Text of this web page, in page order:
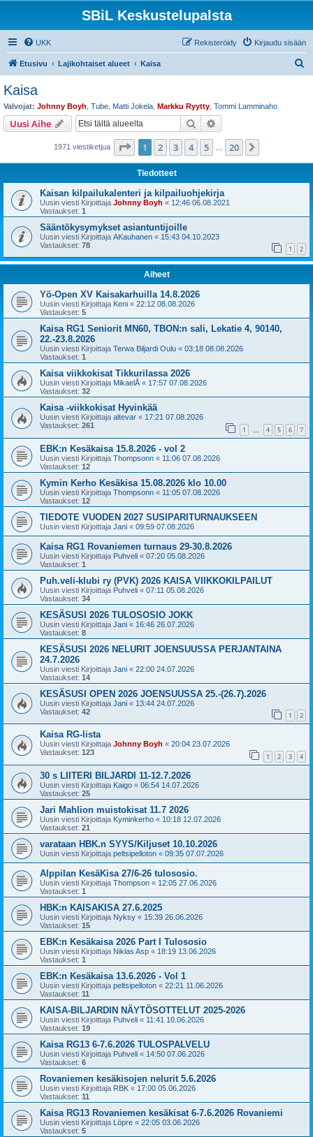
SBiL Keskustelupalsta
UKK Kirjaudu sisään
Rekisteröidy
Etusivu Lajikohtaiset alueet Kaisa
Kaisa
Valvojat: Johnny Boyh Tube Matti Jokela Markku Ryytty Tommi Lamminaho
Uusi Aihe Etsi
1971 viestiketjua Sivu /20
1 2 3 4 5 20
Tiedotteet
Kaisan kilpailukalenteri ja kilpailuohjekirja
Uusin viesti Kirjoittaja Johnny Boyh « 12:46 06.08.2021
Vastaukset: 1
Sääntökysymykset asiantuntijoille
Uusin viesti Kirjoittaja AKauhanen « 15:43 04.10.2023
Vastaukset: 78 1 2
Aiheet
Yö-Open XV Kaisakarhuilla 14.8.2026
Uusin viesti Kirjoittaja Keni « 22:12 08.08.2026
Vastaukset: 5
Kaisa RG1 Seniorit MN60, TBON:n sali, Lekatie 4, 90140,
22.-23.8.2026
Uusin viesti Kirjoittaja Terwa Biljardi Oulu « 03:18 08.08.2026
Vastaukset: 1
Kaisa viikkokisat Tikkurilassa 2026
Uusin viesti Kirjoittaja MikaelÅ « 17:57 07.08.2026
Vastaukset: 32
Kaisa -viikkokisat Hyvinkää
Uusin viesti Kirjoittaja altevar « 17:21 07.08.2026
Vastaukset: 261 1 … 4 5 6 7
EBK:n Kesäkaisa 15.8.2026 - vol 2
Uusin viesti Kirjoittaja Thompsonn « 11:06 07.08.2026
Vastaukset: 12
Kymin Kerho Kesäkisa 15.08.2026 klo 10.00
Uusin viesti Kirjoittaja Thompsonn « 11:05 07.08.2026
Vastaukset: 12
TIEDOTE VUODEN 2027 SUSIPARITURNAUKSEEN
Uusin viesti Kirjoittaja Jani « 09:59 07.08.2026
Kaisa RG1 Rovaniemen turnaus 29-30.8.2026
Uusin viesti Kirjoittaja Puhveli « 07:20 05.08.2026
Vastaukset: 1
Puh.veli-klubi ry (PVK) 2026 KAISA VIIKKOKILPAILUT
Uusin viesti Kirjoittaja Puhveli « 07:11 05.08.2026
Vastaukset: 34
KESÄSUSI 2026 TULOSOSIO JOKK
Uusin viesti Kirjoittaja Jani « 16:46 26.07.2026
Vastaukset: 8
KESÄSUSI 2026 NELURIT JOENSUUSSA PERJANTAINA
24.7.2026
Uusin viesti Kirjoittaja Jani « 22:00 24.07.2026
Vastaukset: 14
KESÄSUSI OPEN 2026 JOENSUUSSA 25.-(26.7).2026
Uusin viesti Kirjoittaja Jani « 13:44 24.07.2026
Vastaukset: 42 1 2
Kaisa RG-lista
Uusin viesti Kirjoittaja Johnny Boyh « 20:04 23.07.2026
Vastaukset: 123 1 2 3 4
30 s LIITERI BILJARDI 11-12.7.2026
Uusin viesti Kirjoittaja Kaigo « 06:54 14.07.2026
Vastaukset: 25
Jari Mahlion muistokisat 11.7 2026
Uusin viesti Kirjoittaja Kyminkerho « 10:18 12.07.2026
Vastaukset: 21
varataan HBK.n SYYS/Kiljuset 10.10.2026
Uusin viesti Kirjoittaja peltsipelloton « 09:35 07.07.2026
Alppilan KesäKisa 27/6-26 tulososio.
Uusin viesti Kirjoittaja Thompson « 12:05 27.06.2026
Vastaukset: 1
HBK:n KAISAKISA 27.6.2025
Uusin viesti Kirjoittaja Nyksy « 15:39 26.06.2026
Vastaukset: 15
EBK:n Kesäkaisa 2026 Part I Tulososio
Uusin viesti Kirjoittaja Niklas Asp « 18:19 13.06.2026
Vastaukset: 1
EBK:n Kesäkaisa 13.6.2026 - Vol 1
Uusin viesti Kirjoittaja peltsipelloton « 22:21 11.06.2026
Vastaukset: 11
KAISA-BILJARDIN NÄYTÖSOTTELUT 2025-2026
Uusin viesti Kirjoittaja Puhveli « 11:41 10.06.2026
Vastaukset: 19
Kaisa RG13 6-7.6.2026 TULOSPALVELU
Uusin viesti Kirjoittaja Puhveli « 14:50 07.06.2026
Vastaukset: 6
Rovaniemen kesäkisojen nelurit 5.6.2026
Uusin viesti Kirjoittaja RBK « 17:00 05.06.2026
Vastaukset: 11
Kaisa RG13 Rovaniemen kesäkisat 6-7.6.2026 Rovaniemi
Uusin viesti Kirjoittaja Löpre « 22:05 03.06.2026
Vastaukset: 5